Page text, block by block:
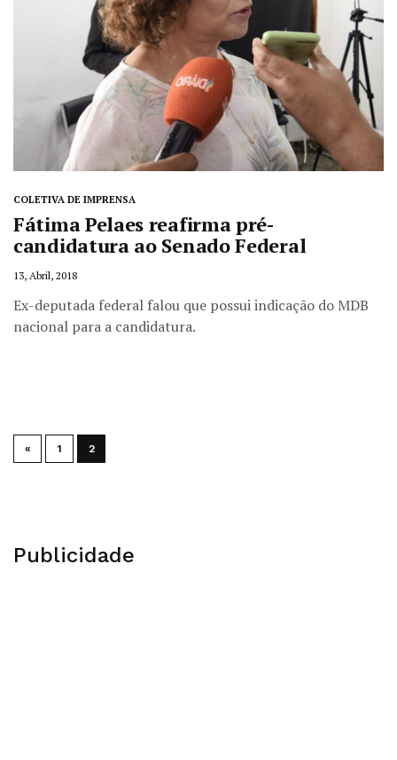
COLETIVA DE IMPRENSA
Fátima Pelaes reafirma pré-
candidatura ao Senado Federal
13, Abril, 2018
Ex-deputada federal falou que possui indicação do MDB
nacional para a candidatura.
« 1 2
Publicidade